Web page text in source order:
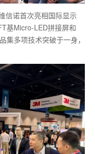
信诺首次亮相国际显示
基Micro-LED拼接屏和
集多项技术突破于一身，